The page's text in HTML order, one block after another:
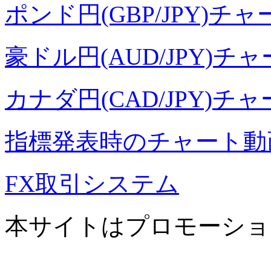
ポンド円(GBP/JPY)チャ
豪ドル円(AUD/JPY)チャ
カナダ円(CAD/JPY)チャ
指標発表時のチャート
FX取引システム
本サイトはプロモーシ